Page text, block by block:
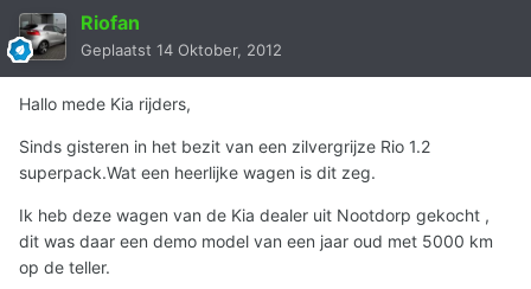
Riofan
Geplaatst 14 Oktober, 2012
Hallo mede Kia rijders,
Sinds gisteren in het bezit van een zilvergrijze Rio 1.2
superpack.Wat een heerlijke wagen is dit zeg.
Ik heb deze wagen van de Kia dealer uit Nootdorp gekocht ,
dit was daar een demo model van een jaar oud met 5000 km
op de teller.